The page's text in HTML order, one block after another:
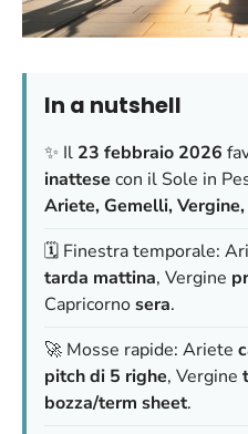
In a nutshell
✨ Il 23 febbraio 2026
inattese con il Sole in
Ariete, Gemelli,
🗓️ Finestra temporale:
tarda mattina, Vergine
Capricornosera.
🚀 Mosse rapide: Ariete
pitch di 5 righe, Vergine
bozza/term sheet.